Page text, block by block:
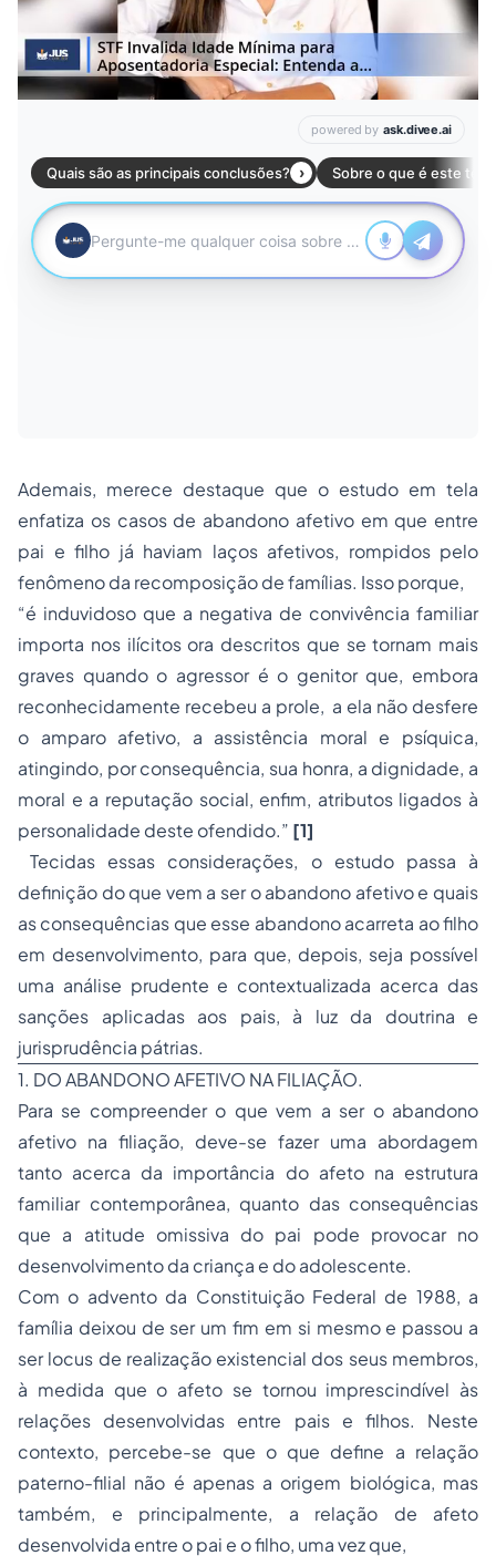
Ademais, merece destaque que o estudo em tela
enfatiza os casos de abandono afetivo em que entre
pai e filho já haviam laços afetivos, rompidos pelo
fenômeno da recomposição de famílias. Isso porque,
“é induvidoso que a negativa de convivência familiar
importa nos ilícitos ora descritos que se tornam mais
graves quando o agressor é o genitor que, embora
reconhecidamente recebeu a prole, a ela não desfere
o amparo afetivo, a assistência moral e psíquica,
atingindo, por consequência, sua honra, a dignidade, a
moral e a reputação social, enfim, atributos ligados à
personalidade deste ofendido.” [1]
Tecidas essas considerações, o estudo passa à
definição do que vem a ser o abandono afetivo e quais
as consequências que esse abandono acarreta ao filho
em desenvolvimento, para que, depois, seja possível
uma análise prudente e contextualizada acerca das
sanções aplicadas aos pais, à luz da doutrina e
jurisprudência pátrias.
1. DO ABANDONO AFETIVO NA FILIAÇÃO.
Para se compreender o que vem a ser o abandono
afetivo na filiação, deve-se fazer uma abordagem
tanto acerca da importância do afeto na estrutura
familiar contemporânea, quanto das consequências
que a atitude omissiva do pai pode provocar no
desenvolvimento da criança e do adolescente.
Com o advento da Constituição Federal de 1988, a
família deixou de ser um fim em si mesmo e passou a
ser locus de realização existencial dos seus membros,
à medida que o afeto se tornou imprescindível às
relações desenvolvidas entre pais e filhos. Neste
contexto, percebe-se que o que define a relação
paterno-filial não é apenas a origem biológica, mas
também, e principalmente, a relação de afeto
desenvolvida entre o pai e o filho, uma vez que,